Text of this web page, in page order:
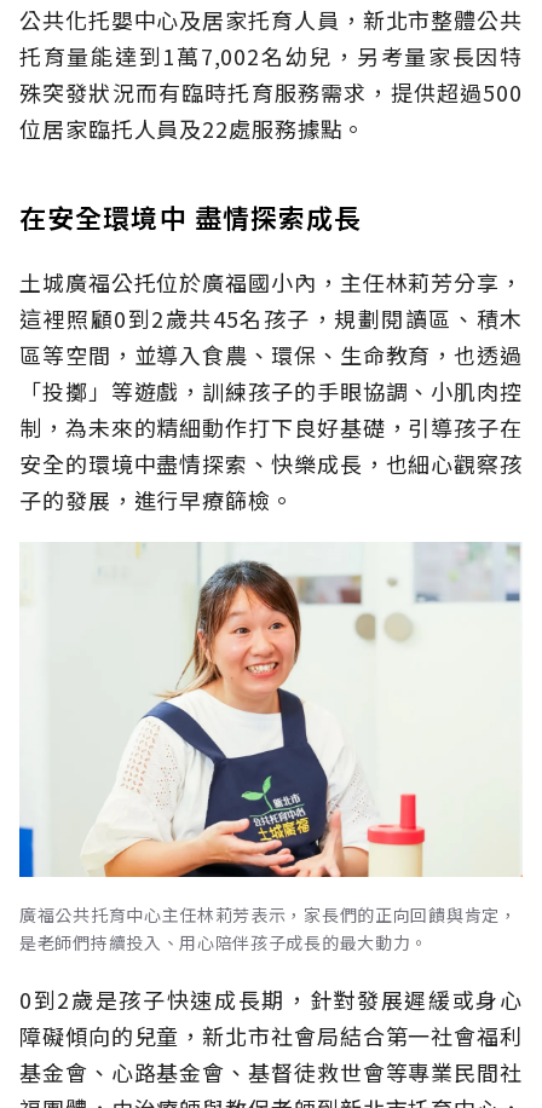
公共化托嬰中心及居家托育人員，新北市整體公共
托育量能達到1萬7,002名幼兒，另考量家長因特
殊突發狀況而有臨時托育服務需求，提供超過500
位居家臨托人員及22處服務據點。
在安全環境中 盡情探索成長
土城廣福公托位於廣福國小內，主任林莉芳分享，
這裡照顧0到2歲共45名孩子，規劃閱讀區、積木
區等空間，並導入食農、環保、生命教育，也透過
「投擲」等遊戲，訓練孩子的手眼協調、小肌肉控
制，為未來的精細動作打下良好基礎，引導孩子在
安全的環境中盡情探索、快樂成長，也細心觀察孩
子的發展，進行早療篩檢。
廣福公共托育中心主任林莉芳表示，家長們的正向回饋與肯定，
是老師們持續投入、用心陪伴孩子成長的最大動力。
0到2歲是孩子快速成長期，針對發展遲緩或身心
障礙傾向的兒童，新北市社會局結合第一社會福利
基金會、心路基金會、基督徒救世會等專業民間社